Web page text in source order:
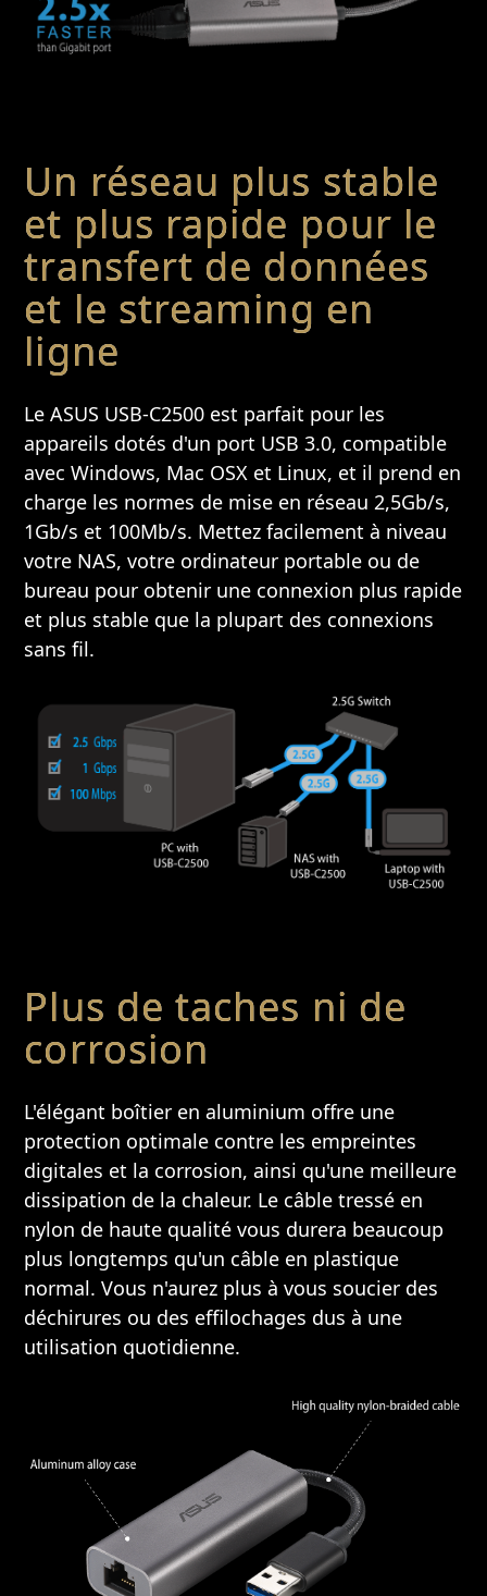
Un réseau plus stable
et plus rapide pour le
transfert de données
et le streaming en
ligne​
Le ASUS USB-C2500 est parfait pour les
appareils dotés d'un port USB 3.0, compatible
avec Windows, Mac OSX et Linux, et il prend en
charge les normes de mise en réseau 2,5Gb/s,
1Gb/s et 100Mb/s. Mettez facilement à niveau
votre NAS, votre ordinateur portable ou de
bureau pour obtenir une connexion plus rapide
et plus stable que la plupart des connexions
sans fil. ​
Plus de taches ni de
corrosion
L'élégant boîtier en aluminium offre une
protection optimale contre les empreintes
digitales et la corrosion, ainsi qu'une meilleure
dissipation de la chaleur. Le câble tressé en
nylon de haute qualité vous durera beaucoup
plus longtemps qu'un câble en plastique
normal. Vous n'aurez plus à vous soucier des
déchirures ou des effilochages dus à une
utilisation quotidienne.